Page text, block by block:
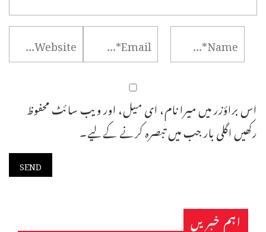
اس براؤزر میں میرا نام، ای میل، اور ویب سائٹ محفوظ
رکھیں اگلی بار جب میں تبصرہ کرنے کےلیے۔
اہم خبریں